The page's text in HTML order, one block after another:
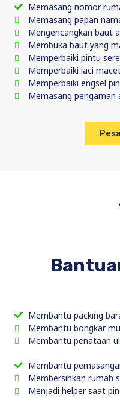
Memasang nomor
Memasang papan
Mengencangkan baut
Membuka baut yang
Memperbaiki pintu
Memperbaiki laci
Memperbaiki engsel
Memasang pengaman
Membantu packing
Membantu bongkar
Membantu penataan
Membantu
Membersihkan rumah
Menjadi helper saat